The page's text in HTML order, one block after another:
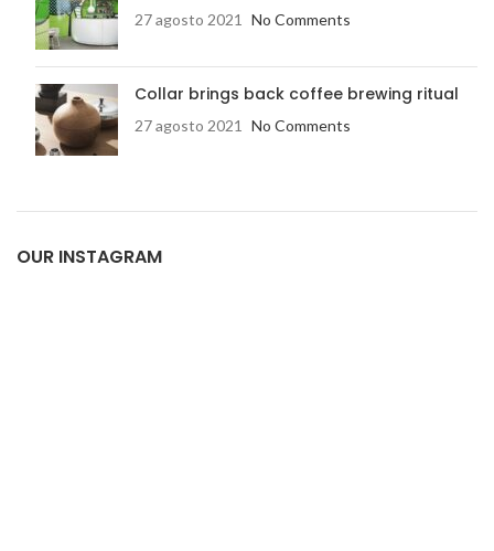
27 agosto 2021 No Comments
Collar brings back coffee brewing ritual
27 agosto 2021 No Comments
OUR INSTAGRAM